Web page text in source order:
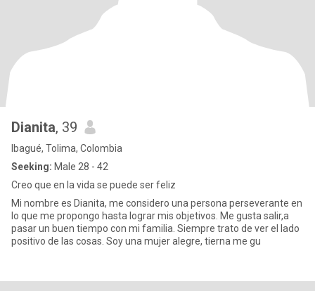
Dianita, 39
Ibagué, Tolima, Colombia
Seeking: Male 28 - 42
Creo que en la vida se puede ser feliz
Mi nombre es Dianita, me considero una persona perseverante en
lo que me propongo hasta lograr mis objetivos. Me gusta salir,a
pasar un buen tiempo con mi familia. Siempre trato de ver el lado
positivo de las cosas. Soy una mujer alegre, tierna me gu